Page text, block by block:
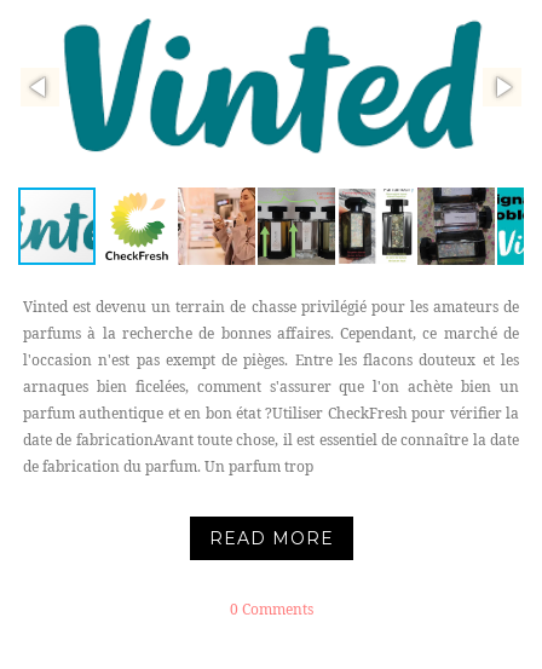
Vinted est devenu un terrain de chasse privilégié pour les amateurs de
parfums à la recherche de bonnes affaires. Cependant, ce marché de
l'occasion n'est pas exempt de pièges. Entre les flacons douteux et les
arnaques bien ficelées, comment s'assurer que l'on achète bien un
parfum authentique et en bon état ?Utiliser CheckFresh pour vérifier la
date de fabricationAvant toute chose, il est essentiel de connaître la date
de fabrication du parfum. Un parfum trop
READ MORE
0 Comments